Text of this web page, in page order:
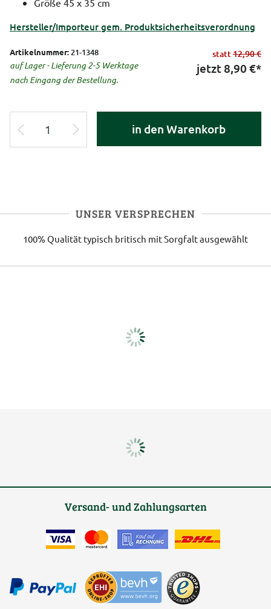
Hersteller/Importeur gem. Produktsicherheitsverordnung
Artikelnummer: 21-1348
auf Lager - Lieferung 2-5 Werktage
nach Eingang der Bestellung.
statt12,90 €
jetzt 8,90 €*
in den Warenkorb
UNSER VERSPRECHEN
100% Qualität typisch britisch mit Sorgfalt ausgewählt
Versand- und Zahlungsarten